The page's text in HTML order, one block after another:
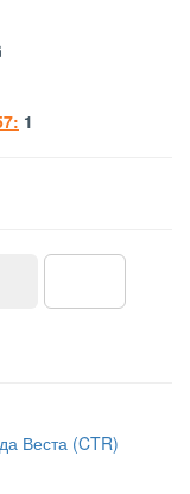
1
Веста (CTR)